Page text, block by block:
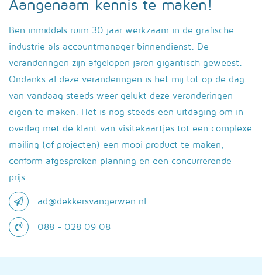
Aangenaam kennis te maken!
Ben inmiddels ruim 30 jaar werkzaam in de grafische
industrie als accountmanager binnendienst. De
veranderingen zijn afgelopen jaren gigantisch geweest.
Ondanks al deze veranderingen is het mij tot op de dag
van vandaag steeds weer gelukt deze veranderingen
eigen te maken. Het is nog steeds een uitdaging om in
overleg met de klant van visitekaartjes tot een complexe
mailing (of projecten) een mooi product te maken,
conform afgesproken planning en een concurrerende
prijs.
ad@dekkersvangerwen.nl
088 - 028 09 08